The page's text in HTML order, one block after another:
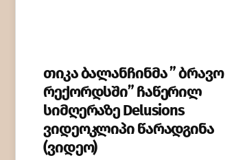
თიკა ბალანჩინმა ” ბრავო
რექორდსში” ჩაწერილ
სიმღერაზე Delusions
ვიდეოკლიპი წარადგინა
(ვიდეო)